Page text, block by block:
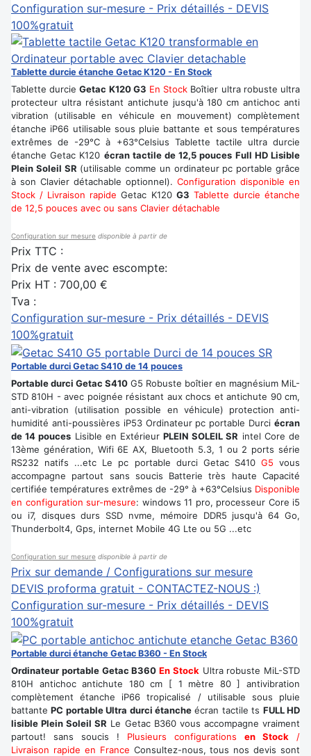
Configuration sur-mesure - Prix détaillés - DEVIS
100%gratuit
Tablette durcie étanche Getac K120 - En Stock
Tablette durcieGetac K120 G3 En Stock Boîtier ultra robuste ultra
protecteur ultra résistant antichute jusqu'à 180 cm antichoc anti
vibration (utilisable en véhicule en mouvement) complètement
étanche iP66 utilisable sous pluie battante et sous températures
extrêmes de -29°C à +63°Celsius Tablette tactile ultra durcie
étanche Getac K120 écran tactile de 12,5 pouces Full HD Lisible
Plein Soleil SR (utilisable comme un ordinateur pc portable grâce
à son Clavier détachable optionnel). Configuration disponible en
Stock / Livraison rapideGetac K120 G3 Tablette durcie étanche
de 12,5 pouces avec ou sans Clavier détachable
Configuration sur mesure disponible à partir de
Prix TTC :
Prix de vente avec escompte:
Prix HT : 700,00 €
Tva :
Configuration sur-mesure - Prix détaillés - DEVIS
100%gratuit
Portable durci Getac S410 de 14 pouces
Portable durci Getac S410 G5 Robuste boîtier en magnésium MiL-
STD 810H - avec poignée résistant aux chocs et antichute 90 cm,
anti-vibration (utilisation possible en véhicule) protection anti-
humidité anti-poussières iP53 Ordinateur pc portable Durci écran
de 14 pouces Lisible en ExtérieurPLEIN SOLEIL SR intel Core de
13ème génération, Wifi 6E AX, Bluetooth 5.3, 1 ou 2 ports série
RS232 natifs ...etc Le pc portable durci Getac S410 G5 vous
accompagne partout sans soucis Batterie très haute Capacité
certifiée températures extrêmes de -29° à +63°Celsius Disponible
en configuration sur-mesure: windows 11 pro, processeur Core i5
ou i7, disques durs SSD nvme, mémoire DDR5 jusqu'à 64 Go,
Thunderbolt4, Gps, internet Mobile 4G Lte ou 5G ...etc
Configuration sur mesure disponible à partir de
Prix sur demande / Configurations sur mesure
DEVIS proforma gratuit - CONTACTEZ-NOUS :)
Configuration sur-mesure - Prix détaillés - DEVIS
100%gratuit
Portable durci étanche Getac B360 - En Stock
Ordinateur portable Getac B360 En Stock Ultra robuste MiL-STD
810H antichoc antichute 180 cm [ 1 mètre 80 ] antivibration
complètement étanche iP66 tropicalisé / utilisable sous pluie
battantePC portable Ultra durci étanche écran tactile ts FULL HD
lisible Plein Soleil SR Le Getac B360 vous accompagne vraiment
partout! sans soucis ! Plusieurs configurations en Stock /
Livraison rapide en France Consultez-nous, tous nos devis sont